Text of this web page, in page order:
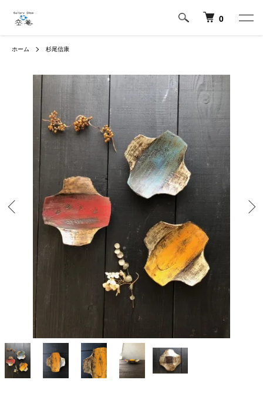
0
ホーム 杉尾信康